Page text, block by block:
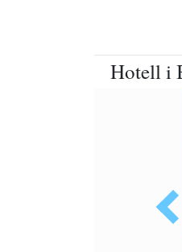
Hotell i